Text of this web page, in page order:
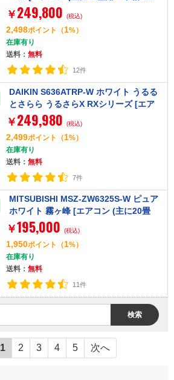
V)]
￥ 249,800 (税込)
2,498ポイント （1%）
在庫有り
送料： 無料
12件
DAIKIN S636ATRP-W ホワイト うるる
とさらら うるさらX RXシリーズ [エア
コン (主に20畳用・単相200V)]
￥ 249,980 (税込)
2,499ポイント （1%）
在庫有り
送料： 無料
7件
MITSUBISHI MSZ-ZW6325S-W ピュア
ホワイト 霧ヶ峰 [エアコン (主に20畳
用・単相200V)]【まとめ買い対象A】
￥195,000 (税込)
1,950ポイント （1%）
在庫有り
送料： 無料
11件
検索
1 2 3 4 5 次へ